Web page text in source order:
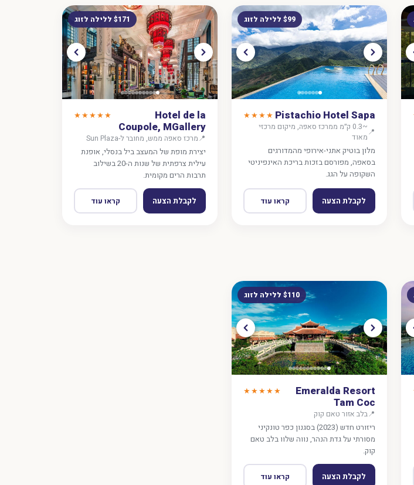
$99 ללילה לזוג
Pistachio Hotel Sapa
★★★★
📍
~0.3 ק״מ ממרכז סאפה, מיקום מרכזי
מאוד
מלון בוטיק אתני-אירופי מהמדורגים
בסאפה, מפורסם בזכות בריכת האינפיניטי
השקופה על הגג.
לקבלת הצעה קראו עוד
$171 ללילה לזוג
Hotel de la
Coupole, MGallery
★★★★★
📍מרכז סאפה ממש, מחובר ל-Sun Plaza
יצירת מופת של המעצב ביל בנסלי, אופנת
עילית צרפתית של שנות ה-20 בשילוב
תרבות הרים מקומית.
לקבלת הצעה קראו עוד
$110 ללילה לזוג
Emeralda Resort
Tam Coc
★★★★★
📍בלב אזור טאם קוק
ריזורט חדש (2023) בסגנון כפר טונקיני
מסורתי על גדת הנהר, נווה שלוו בלב טאם
קוק.
לקבלת הצעה קראו עוד